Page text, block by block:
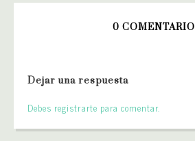
0 COMENTARIO
Dejar una respuesta
Debes registrarte para comentar.